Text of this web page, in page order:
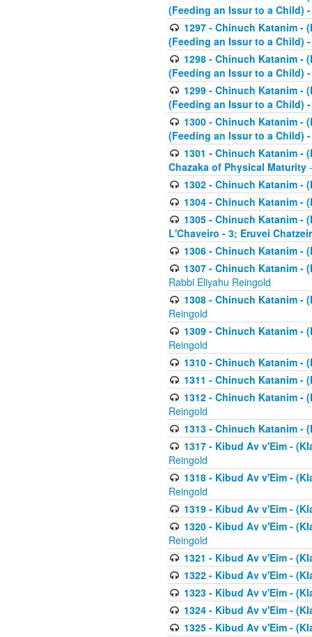
(Feeding an Issur to a Child)
1297 - Chinuch Katanim -
(Feeding an Issur to a Child)
1298 - Chinuch Katanim -
(Feeding an Issur to a Child)
1299 - Chinuch Katanim -
(Feeding an Issur to a Child)
1300 - Chinuch Katanim -
(Feeding an Issur to a Child)
1301 - Chinuch Katanim -
Chazaka of Physical Maturity
1302 - Chinuch Katanim -
1304 - Chinuch Katanim -
1305 - Chinuch Katanim -
L'Chaveiro - 3; Eruvei
1306 - Chinuch Katanim -
1307 - Chinuch Katanim -
Rabbi Eliyahu Reingold
1308 - Chinuch Katanim -
Reingold
1309 - Chinuch Katanim -
Reingold
1310 - Chinuch Katanim -
1311 - Chinuch Katanim -
1312 - Chinuch Katanim -
Reingold
1313 - Chinuch Katanim -
1317 - Kibud Av v'Eim -
Reingold
1318 - Kibud Av v'Eim -
Reingold
1319 - Kibud Av v'Eim -
1320 - Kibud Av v'Eim -
Reingold
1321 - Kibud Av v'Eim -
1322 - Kibud Av v'Eim -
1323 - Kibud Av v'Eim -
1324 - Kibud Av v'Eim -
1325 - Kibud Av v'Eim -